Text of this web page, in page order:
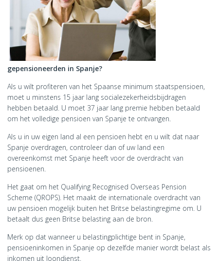
gepensioneerden in Spanje?
Als u wilt profiteren van het Spaanse minimum staatspensioen,
moet u minstens 15 jaar lang socialezekerheidsbijdragen
hebben betaald. U moet 37 jaar lang premie hebben betaald
om het volledige pensioen van Spanje te ontvangen.
Als u in uw eigen land al een pensioen hebt en u wilt dat naar
Spanje overdragen, controleer dan of uw land een
overeenkomst met Spanje heeft voor de overdracht van
pensioenen.
Het gaat om het Qualifying Recognised Overseas Pension
Scheme (QROPS). Het maakt de internationale overdracht van
uw pensioen mogelijk buiten het Britse belastingregime om. U
betaalt dus geen Britse belasting aan de bron.
Merk op dat wanneer u belastingplichtige bent in Spanje,
pensioeninkomen in Spanje op dezelfde manier wordt belast als
inkomen uit loondienst.